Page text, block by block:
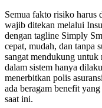
Semua fakto risiko harus
wajib ditekan melalui
dengan tagline Simply
cepat, mudah, dan tanpa
sangat mendukung
dalam sistem hanya
menerbitkan polis
ada beragam benefit
saat ini.